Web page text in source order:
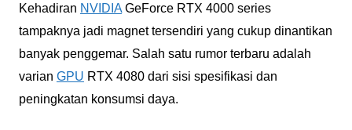
Kehadiran NVIDIAGeForce RTX 4000 series
tampaknya jadi magnet tersendiri yang cukup dinantikan
banyak penggemar. Salah satu rumor terbaru adalah
varian GPU RTX 4080 dari sisi spesifikasi dan
peningkatan konsumsi daya.